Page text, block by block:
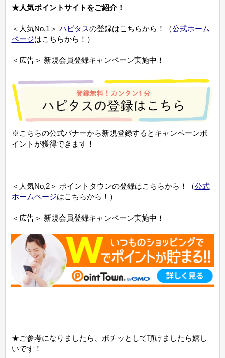
★人気ポイントサイトをご紹介！
＜人気No,1＞ ハピタスの登録はこちらから！（公式ホーム
ページはこちらから！）
＜広告＞ 新規会員登録キャンペーン実施中！
※こちらの公式バナーから新規登録するとキャンペーンポ
イントが獲得できます！
＜人気No,2＞ ポイントタウンの登録はこちらから！（公式
ホームページはこちらから！）
＜広告＞ 新規会員登録キャンペーン実施中！
★ご参考になりましたら、ポチッとして頂けましたら嬉し
いです！